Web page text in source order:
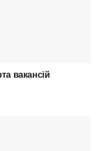
вакансій